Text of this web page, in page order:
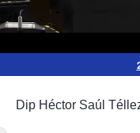
Dip Héctor Saúl